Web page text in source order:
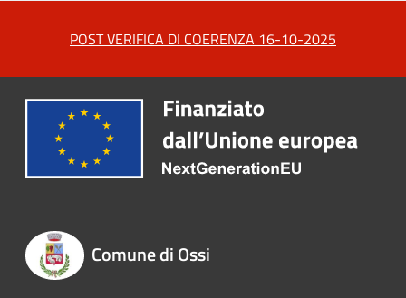
POST VERIFICA DI COERENZA 16-10-2025
Comune di Ossi